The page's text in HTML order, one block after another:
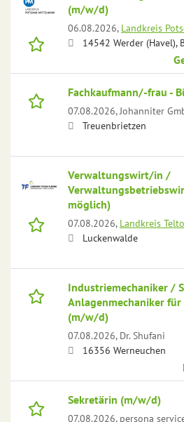
(m/w/d)
06.08.2026, Landkreis
14542 Werder (Havel),
Fachkaufmann/-frau -
07.08.2026,Johanniter
Treuenbrietzen
Verwaltungswirt/in /
möglich)
07.08.2026, Landkreis
Luckenwalde
Industriemechaniker /
Anlagenmechaniker
(m/w/d)
07.08.2026, Dr. Shufani
16356 Werneuchen
Sekretärin (m/w/d)
07.08.2026, persona